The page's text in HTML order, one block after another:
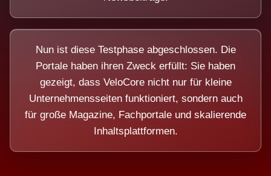
Nun ist diese Testphase abgeschlossen. Die
Portale haben ihren Zweck erfüllt: Sie haben
gezeigt, dass VeloCore nicht nur für kleine
Unternehmensseiten funktioniert, sondern auch
für große Magazine, Fachportale und skalierende
Inhaltsplattformen.